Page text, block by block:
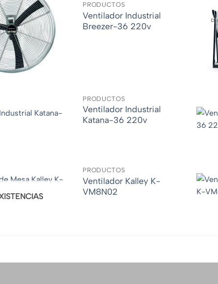
PRODUCTOS
Ventilador Industrial
Breezer-36 220v
PRODUCTOS
Ventilador Industrial
Katana-36 220v
PRODUCTOS
Ventilador Kalley K-
VM8N02